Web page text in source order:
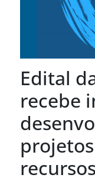
Edital
recebe